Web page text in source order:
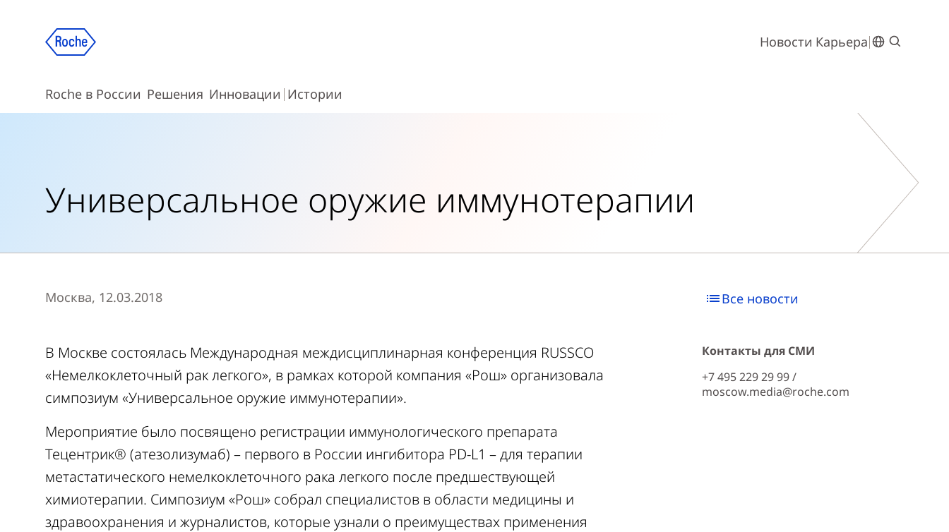
Новости Карьера
Roche в России Решения Инновации Истории
Универсальное оружие иммунотерапии
Москва, 12.03.2018
В Москве состоялась Международная междисциплинарная конференция RUSSCO
«Немелкоклеточный рак легкого», в рамках которой компания «Рош» организовала
симпозиум «Универсальное оружие иммунотерапии».
Мероприятие было посвящено регистрации иммунологического препарата
Тецентрик® (атезолизумаб) – первого в России ингибитора PD-L1 – для терапии
метастатического немелкоклеточного рака легкого после предшествующей
химиотерапии. Симпозиум «Рош» собрал специалистов в области медицины и
здравоохранения и журналистов, которые узнали о преимуществах применения
Все новости
Контакты для СМИ
+7 495 229 29 99 /
moscow.media@roche.com